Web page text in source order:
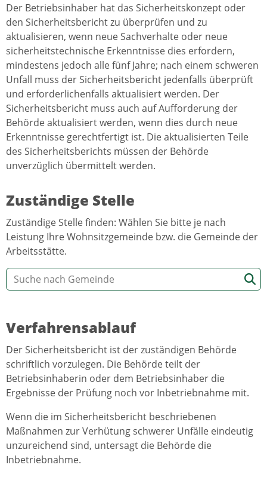
Der Betriebsinhaber hat das Sicherheitskonzept oder
den Sicherheitsbericht zu überprüfen und zu
aktualisieren, wenn neue Sachverhalte oder neue
sicherheitstechnische Erkenntnisse dies erfordern,
mindestens jedoch alle fünf Jahre; nach einem schweren
Unfall muss der Sicherheitsbericht jedenfalls überprüft
und erforderlichenfalls aktualisiert werden. Der
Sicherheitsbericht muss auch auf Aufforderung der
Behörde aktualisiert werden, wenn dies durch neue
Erkenntnisse gerechtfertigt ist. Die aktualisierten Teile
des Sicherheitsberichts müssen der Behörde
unverzüglich übermittelt werden.
Zuständige Stelle
Zuständige Stelle finden: Wählen Sie bitte je nach
Leistung Ihre Wohnsitzgemeinde bzw. die Gemeinde der
Arbeitsstätte.
Verfahrensablauf
Der Sicherheitsbericht ist der zuständigen Behörde
schriftlich vorzulegen. Die Behörde teilt der
Betriebsinhaberin oder dem Betriebsinhaber die
Ergebnisse der Prüfung noch vor Inbetriebnahme mit.
Wenn die im Sicherheitsbericht beschriebenen
Maßnahmen zur Verhütung schwerer Unfälle eindeutig
unzureichend sind, untersagt die Behörde die
Inbetriebnahme.